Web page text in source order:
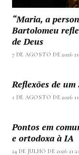
“Maria, a
Bartolomeu
de Deus
7 DE AGOSTO DE 2026
Reflexões de um
1 DE AGOSTO DE 2026
Pontos em
e ortodoxa à IA
24 DE JULHO DE 2026